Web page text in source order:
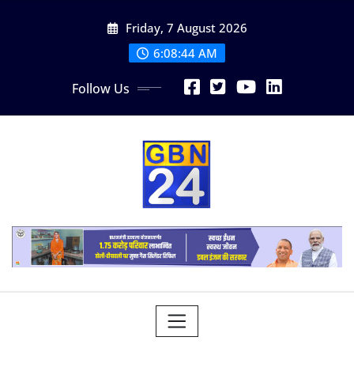
Friday, 7 August 2026
6:08:45 AM
Follow Us